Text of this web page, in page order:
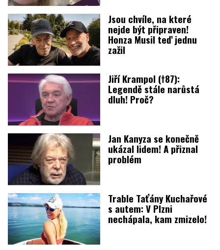
Jsou chvíle, na které
nejde být připraven!
Honza Musil teď jednu
zažil
Jiří Krampol (†87):
Legendě stále narůstá
dluh! Proč?
Jan Kanyza se konečně
ukázal lidem! A přiznal
problém
Trable Taťány Kuchařové
s autem: V Plzni
nechápala, kam zmizelo!